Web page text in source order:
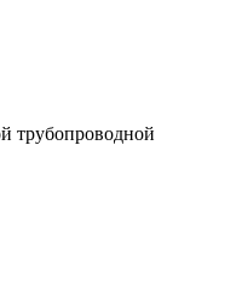
трубопроводной